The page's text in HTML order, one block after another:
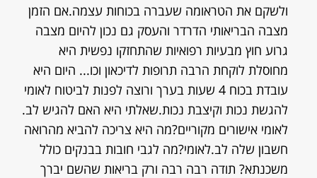
ולשקם את הטראומה שעברה בכוחות עצמה.אם הזמן
מצבה הבריאותי הדרדר והעסק גם נכון להיום מצבה
גרוע חוץ מבעיות רפואיות שהתחזקו נפשית היא
מחוסלת לוקחת הרבה תרופות לדיכאון וכו... היום היא
עובדת בכוח 4 שעות בערך ורוצה לפנות לביטוח לאומי
להגשת נכות וקיצבת נכות.שאלתי היא האם להגיש לב.
לאומי אישורים מקוריים?מה היא צריכה להביא מהרואה
חשבון שלה לב.לאומי?מה לגבי חובות בבנקים כולל
משכנתא? תודה רבה רבה ורק בריאות שהשם יברך